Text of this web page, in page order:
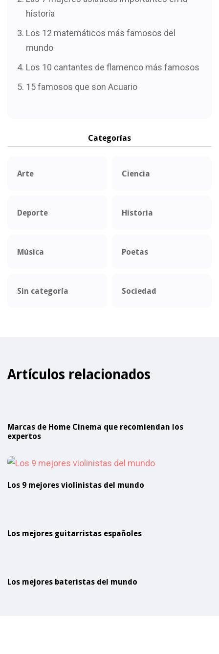
historia
Los 12 matemáticos más famosos del
mundo
Los 10 cantantes de flamenco más famosos
15 famosos que son Acuario
Categorías
Arte Ciencia
Deporte Historia
Música Poetas
Sin categoría Sociedad
Artículos relacionados
Marcas de Home Cinema que recomiendan los
expertos
Los 9 mejores violinistas del mundo
Los mejores guitarristas españoles
Los mejores bateristas del mundo